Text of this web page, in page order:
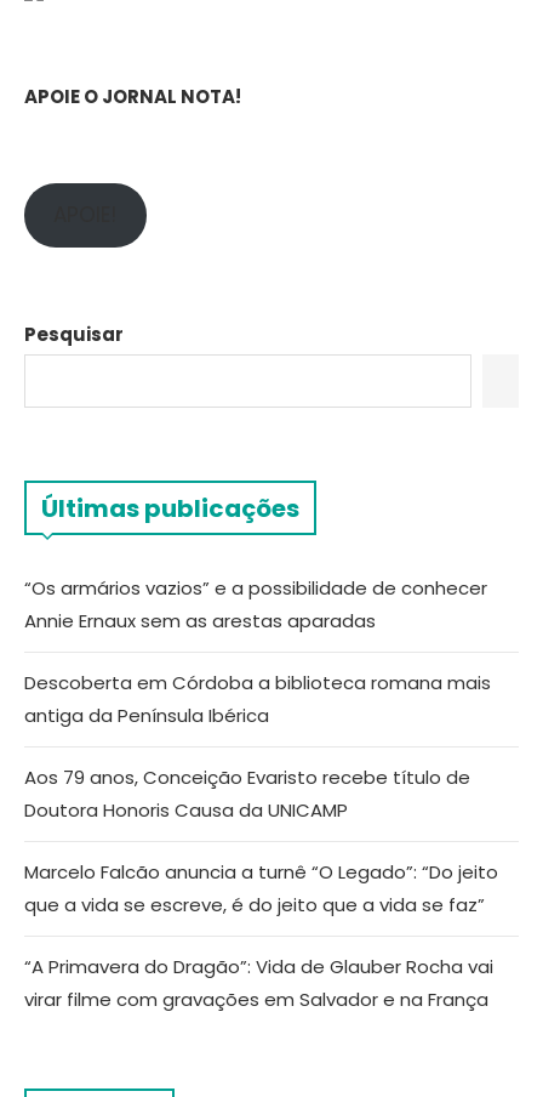
APOIE O JORNAL NOTA!
Pesquisar
Últimas publicações
“Os armários vazios” e a possibilidade de conhecer
Annie Ernaux sem as arestas aparadas
Descoberta em Córdoba a biblioteca romana mais
antiga da Península Ibérica
Aos 79 anos, Conceição Evaristo recebe título de
Doutora Honoris Causa da UNICAMP
Marcelo Falcão anuncia a turnê “O Legado”: “Do jeito
que a vida se escreve, é do jeito que a vida se faz”
“A Primavera do Dragão”: Vida de Glauber Rocha vai
virar filme com gravações em Salvador e na França